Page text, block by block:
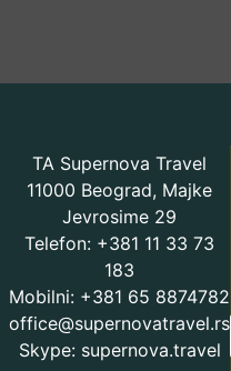
TA Supernova Travel
11000 Beograd, Majke
Jevrosime 29
Telefon: +381 11 33 73
183
Mobilni: +381 65 8874782
office@supernovatravel.rs
Skype: supernova.travel